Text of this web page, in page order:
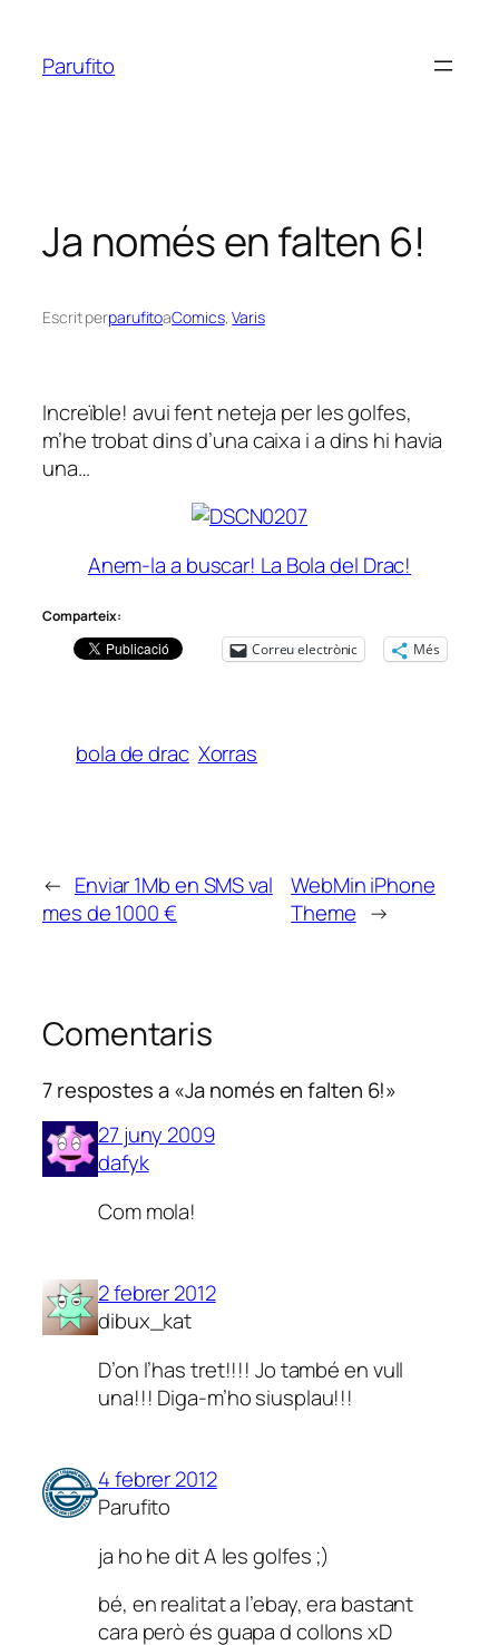
contingut
Parufito
Ja només en falten 6!
Escrit perparufitoaComics, Varis
Increïble! avui fent neteja per les golfes,
m’he trobat dins d’una caixa i a dins hi havia
una…
Anem-la a buscar! La Bola del Drac!
Comparteix:
Correu electrònic
Més
bola de drac Xorras
← Enviar 1Mb en SMS val
mes de 1000 €
WebMin iPhone
Theme →
Comentaris
7 respostes a «Ja només en falten 6!»
27 juny 2009
dafyk
Com mola!
2 febrer 2012
dibux_kat
D’on l’has tret!!!! Jo també en vull
una!!! Diga-m’ho siusplau!!!
4 febrer 2012
Parufito
ja ho he dit A les golfes ;)
bé, en realitat a l’ebay, era bastant
cara però és guapa d collons xD